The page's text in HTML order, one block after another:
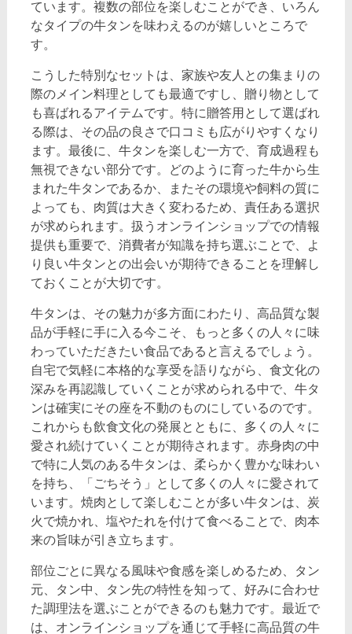
ています。複数の部位を楽しむことができ、いろん
なタイプの牛タンを味わえるのが嬉しいところで
す。
こうした特別なセットは、家族や友人との集まりの
際のメイン料理としても最適ですし、贈り物として
も喜ばれるアイテムです。特に贈答用として選ばれ
る際は、その品の良さで口コミも広がりやすくなり
ます。最後に、牛タンを楽しむ一方で、育成過程も
無視できない部分です。どのように育った牛から生
まれた牛タンであるか、またその環境や飼料の質に
よっても、肉質は大きく変わるため、責任ある選択
が求められます。扱うオンラインショップでの情報
提供も重要で、消費者が知識を持ち選ぶことで、よ
り良い牛タンとの出会いが期待できることを理解し
ておくことが大切です。
牛タンは、その魅力が多方面にわたり、高品質な製
品が手軽に手に入る今こそ、もっと多くの人々に味
わっていただきたい食品であると言えるでしょう。
自宅で気軽に本格的な享受を語りながら、食文化の
深みを再認識していくことが求められる中で、牛タ
ンは確実にその座を不動のものにしているのです。
これからも飲食文化の発展とともに、多くの人々に
愛され続けていくことが期待されます。赤身肉の中
で特に人気のある牛タンは、柔らかく豊かな味わい
を持ち、「ごちそう」として多くの人々に愛されて
います。焼肉として楽しむことが多い牛タンは、炭
火で焼かれ、塩やたれを付けて食べることで、肉本
来の旨味が引き立ちます。
部位ごとに異なる風味や食感を楽しめるため、タン
元、タン中、タン先の特性を知って、好みに合わせ
た調理法を選ぶことができるのも魅力です。最近で
は、オンラインショップを通じて手軽に高品質の牛